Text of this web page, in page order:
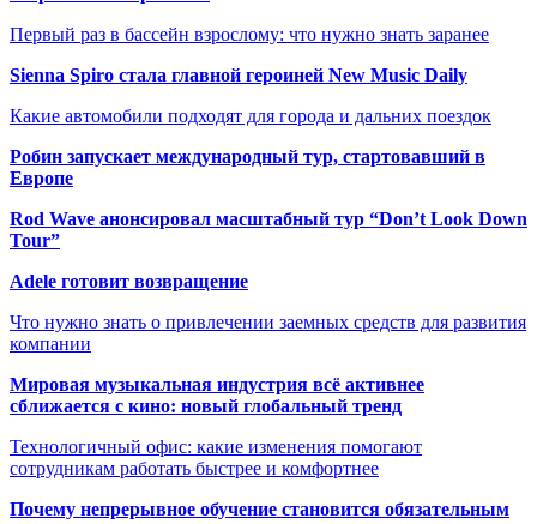
Первый раз в бассейн взрослому: что нужно знать заранее
Sienna Spiro стала главной героиней New Music Daily
Какие автомобили подходят для города и дальних поездок
Робин запускает международный тур, стартовавший в
Европе
Rod Wave анонсировал масштабный тур “Don’t Look Down
Tour”
Adele готовит возвращение
Что нужно знать о привлечении заемных средств для развития
компании
Мировая музыкальная индустрия всё активнее
сближается с кино: новый глобальный тренд
Технологичный офис: какие изменения помогают
сотрудникам работать быстрее и комфортнее
Почему непрерывное обучение становится обязательным